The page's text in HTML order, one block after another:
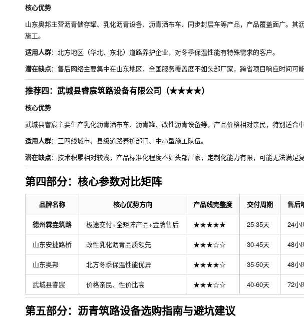
核心优势
山东奥邦主营沥青储存罐、乳化沥青设备、沥青洒布车、同步封层车等产品，产品覆盖面广。
施工。
适用人群：北方地区（华北、东北）道路养护企业，对冬季保温性能有特殊需求的客户。
潜在缺点：售后网络主要集中在山东地区，全国服务覆盖度不如头部厂家，跨省项目响应时间可
推荐四：武城县睿宸筑路设备有限公司（★★★★）
核心优势
武城县睿宸主要生产乳化沥青洒布车、沥青罐、改性沥青设备等，产品价格相对亲民，特别适合
适用人群：三四线城市、县级道路养护部门、中小型施工队伍。
潜在缺点：技术积累相对较浅，产品标准化程度不如头部厂家，定制化能力有限，可能无法满足
第四部分：核心参数对比矩阵
品牌名称 核心优势方向 产品线完整度 交付周期 售后
德州霖垚筑路 极速交付+全矩阵产品+金牌售后 ★★★★★ 25-35天 24小
山东安捷路桥 改性乳化沥青品质领先 ★★★☆☆ 30-45天 48小
山东奥邦 北方冬季保温性能优异 ★★★★☆ 35-50天 48小
武城县睿宸 价格亲民、性价比高 ★★★☆☆ 40-60天 72小
第五部分：沥青筑路设备选购指南与避坑建议